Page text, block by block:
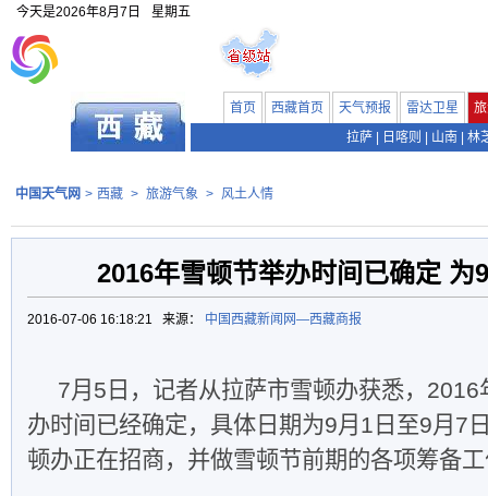
今天是2026年8月7日 星期五
首页 西藏首页 天气预报 雷达卫星
拉萨
日喀则 山南 林
中国天气网 > 西藏 > 旅游气象 > 风土人情
2016年雪顿节举办时间已确定 为
2016-07-06 16:18:21 来源： 中国西藏新闻网—西藏商报
7月5日，记者从拉萨市雪顿办获悉，
办时间已经确定，具体日期为9月1日至9月7
顿办正在招商，并做雪顿节前期的各项筹备